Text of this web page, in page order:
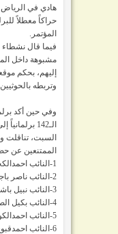
هادي في الرياض
حراكاً معطلاً
المؤتمر.
فيما قال نشطاء
مشبوهة داخل
إليهم، بحكم
وتربطه
وفي حين أكد
الـ142
السبت، تناقلت
الممتنعين عن
1-النائب احمدالكحلاني
2-النائب ناصر باجيل
3-النائب نبيل باشا
4-النائب بكيل الصوفي
5-النائب احمدالكويتي
6-النائب احمدقبوع